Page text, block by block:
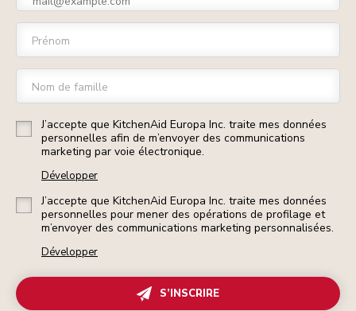
Prénom
Nom de famille
J’accepte que KitchenAid Europa Inc. traite mes données
personnelles afin de m’envoyer des communications
marketing par voie électronique.
Développer
J’accepte que KitchenAid Europa Inc. traite mes données
personnelles pour mener des opérations de profilage et
m’envoyer des communications marketing personnalisées.
Développer
S’INSCRIRE